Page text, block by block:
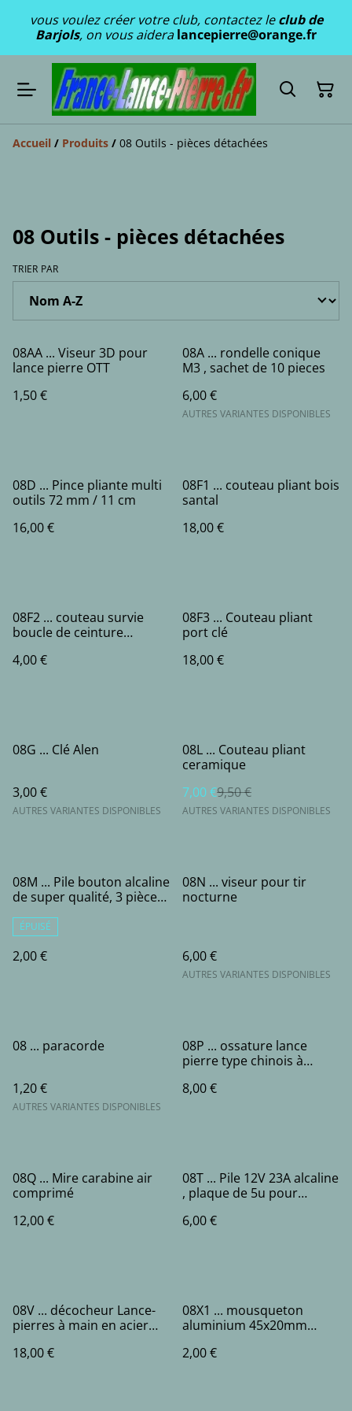
vous voulez créer votre club, contactez leclub de
Barjols, on vous aideralancepierre@orange.fr
Accueil / Produits / 08 Outils - pièces détachées
08 Outils - pièces détachées
TRIER PAR
08AA ... Viseur 3D pour
lance pierre OTT
1,50 €
08A ... rondelle conique
M3 , sachet de 10 pieces
6,00 €
AUTRES VARIANTES DISPONIBLES
08D ... Pince pliante multi
outils 72 mm / 11 cm
16,00 €
08F1 ... couteau pliant bois
santal
18,00 €
08F2 ... couteau survie
boucle de ceinture
4,00 €
08F3 ... Couteau pliant
port clé
18,00 €
08G ... Clé Alen
3,00 €
AUTRES VARIANTES DISPONIBLES
%
08L ... Couteau pliant
ceramique
7,00 €9,50 €
AUTRES VARIANTES DISPONIBLES
08M ... Pile bouton alcaline
de super qualité, 3 pièces,
viseurs laser et nocturne
ÉPUISÉ
2,00 €
08N ... viseur pour tir
nocturne
6,00 €
AUTRES VARIANTES DISPONIBLES
08 ... paracorde
1,20 €
AUTRES VARIANTES DISPONIBLES
08P ... ossature lance
pierre type chinois à
8,00 €
08Q ... Mire carabine air
comprimé
12,00 €
08T ... Pile 12V 23A alcaline
, plaque de 5u pour
AGS
6,00 €
08V ... décocheur Lance-
pierres à main en acier
libération, tir poisson
18,00 €
08X1 ... mousqueton
aluminium 45x20mm
2,00 €